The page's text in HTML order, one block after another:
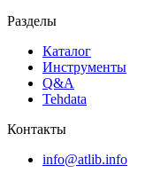
Разделы
Каталог
Инструменты
Q&A
Tehdata
Контакты
info@atlib.info